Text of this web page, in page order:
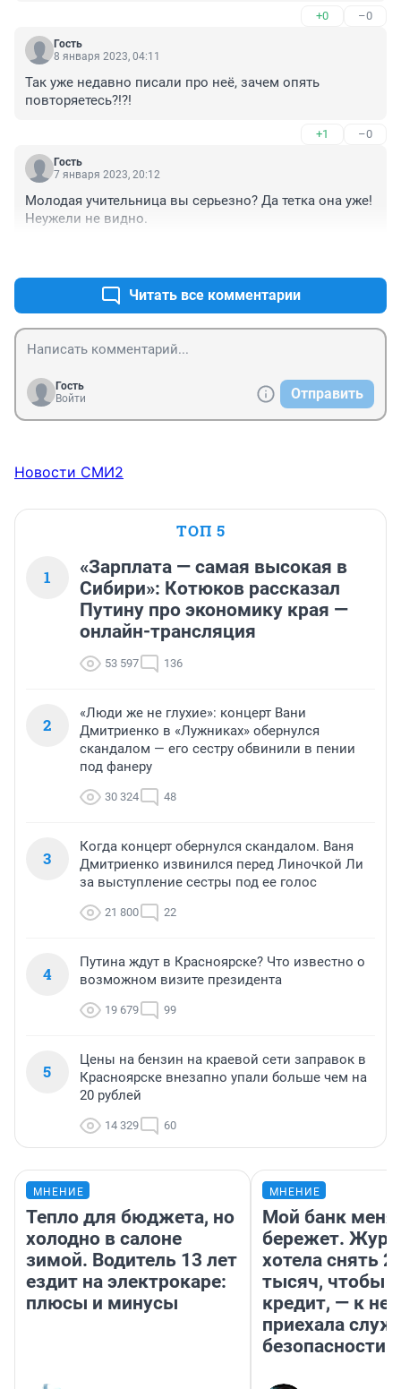
+0 –0
Гость
8 января 2023, 04:11
Так уже недавно писали про неё, зачем опять
повторяетесь?!?!
+1 –0
Гость
7 января 2023, 20:12
Молодая учительница вы серьезно? Да тетка она уже!
Неужели не видно.
Читать все комментарии
Гость
Войти
Отправить
Новости СМИ2
ТОП 5
1
«Зарплата — самая высокая в
Сибири»: Котюков рассказал
Путину про экономику края —
онлайн-трансляция
53 597 136
2
«Люди же не глухие»: концерт Вани
Дмитриенко в «Лужниках» обернулся
скандалом — его сестру обвинили в пении
под фанеру
30 324 48
3
Когда концерт обернулся скандалом. Ваня
Дмитриенко извинился перед Линочкой Ли
за выступление сестры под ее голос
21 800 22
4
Путина ждут в Красноярске? Что известно о
возможном визите президента
19 679 99
5
Цены на бензин на краевой сети заправок в
Красноярске внезапно упали больше чем на
20 рублей
14 329 60
МНЕНИЕ
Тепло для бюджета, но
холодно в салоне
зимой. Водитель 13 лет
ездит на электрокаре:
плюсы и минусы
МНЕНИЕ
Мой банк меня
бережет.
хотела снять
тысяч, чтобы
кредит, — к
приехала
безопасности